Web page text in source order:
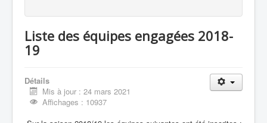
Liste des équipes engagées 2018-
19
Détails
Mis à jour : 24 mars 2021
Affichages : 10937